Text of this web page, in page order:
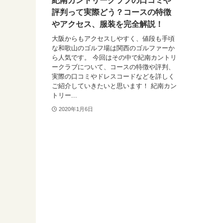
評判って実際どう？コースの特徴
やアクセス、服装を完全解説！
大阪からもアクセスしやすく、値段も手頃
な和歌山のゴルフ場は関西のゴルファーか
ら人気です。 今回はその中で紀南カントリ
ークラブについて、コースの特徴や評判、
実際の口コミやドレスコードなどを詳しく
ご紹介していきたいと思います！ 紀南カン
トリー...
2020年1月6日